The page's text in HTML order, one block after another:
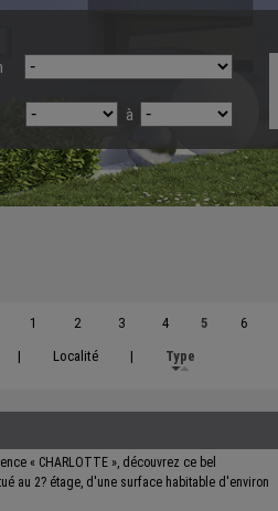
à
1 2 3 4 5
6
| Localité | Type
« CHARLOTTE », découvrez ce bel
au 2? étage, d'une surface habitable d'environ